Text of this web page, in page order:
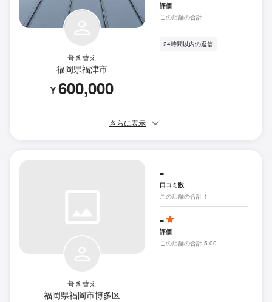
葺き替え
福岡県福津市
¥600,000
評価
この店舗の合計 -
24時間以内の返信
さらに表示
葺き替え
福岡県福岡市博多区
-
口コミ数
この店舗の合計 1
-
評価
この店舗の合計 5.00